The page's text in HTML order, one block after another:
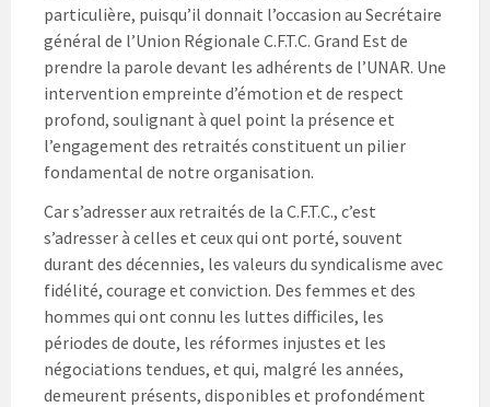
particulière, puisqu’il donnait l’occasion au Secrétaire
général de l’Union Régionale C.F.T.C. Grand Est de
prendre la parole devant les adhérents de l’UNAR. Une
intervention empreinte d’émotion et de respect
profond, soulignant à quel point la présence et
l’engagement des retraités constituent un pilier
fondamental de notre organisation.
Car s’adresser aux retraités de la C.F.T.C., c’est
s’adresser à celles et ceux qui ont porté, souvent
durant des décennies, les valeurs du syndicalisme avec
fidélité, courage et conviction. Des femmes et des
hommes qui ont connu les luttes difficiles, les
périodes de doute, les réformes injustes et les
négociations tendues, et qui, malgré les années,
demeurent présents, disponibles et profondément